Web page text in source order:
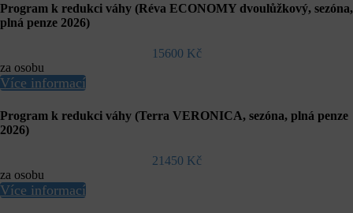
Program k redukci váhy (Réva ECONOMY dvoulůžkový, sezóna,
plná penze 2026)
15600 Kč
za osobu
Více informací
Program k redukci váhy (Terra VERONICA, sezóna, plná penze
2026)
21450 Kč
za osobu
Více informací